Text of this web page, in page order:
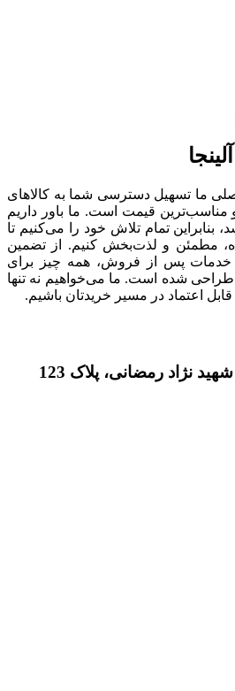
ما تسهیل دسترسی شما به کالاهای
مناسب‌ترین قیمت است. ما باور داریم
بنابراین تمام تلاش خود را می‌کنیم تا
مطمئن و لذت‌بخش کنیم. از تضمین
خدمات پس از فروش، همه چیز برای
شده است. ما می‌خواهیم نه تنها
اعتماد در مسیر خریدتان باشیم.
نژاد رمضانی، پلاک 123